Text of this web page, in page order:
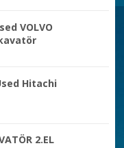
VOLVO
Hitachi
2.EL